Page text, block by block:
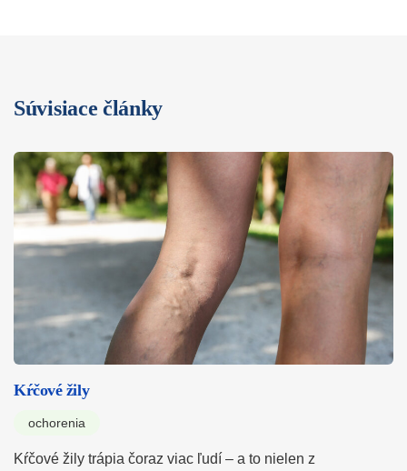
Súvisiace články
Kŕčové žily
ochorenia
Kŕčové žily trápia čoraz viac ľudí – a to nielen z